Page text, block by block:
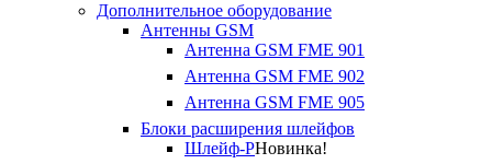
Дополнительное оборудование
Антенны GSM
Антенна GSM FME 901
Антенна GSM FME 902
Антенна GSM FME 905
Блоки расширения шлейфов
Шлейф-РНовинка!